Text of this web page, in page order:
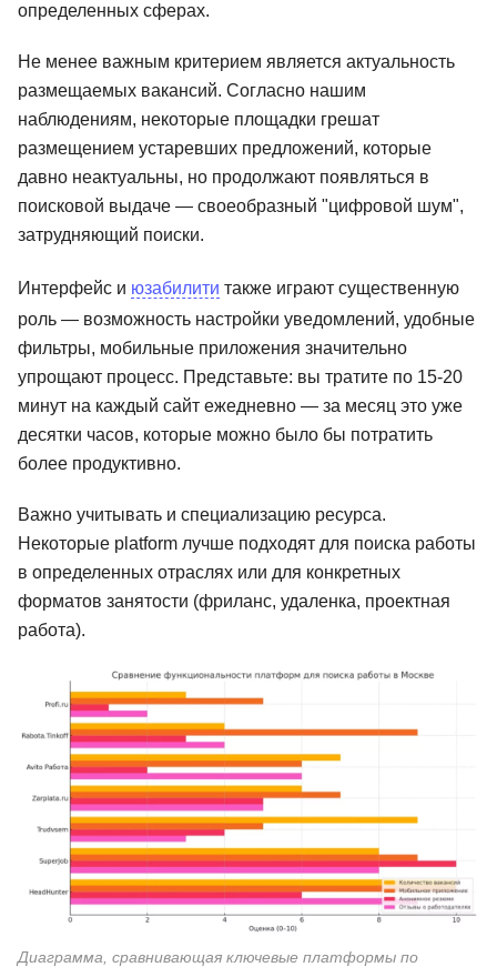
определенных сферах.
Не менее важным критерием является актуальность
размещаемых вакансий. Согласно нашим
наблюдениям, некоторые площадки грешат
размещением устаревших предложений, которые
давно неактуальны, но продолжают появляться в
поисковой выдаче — своеобразный "цифровой шум",
затрудняющий поиски.
Интерфейс и юзабилити также играют существенную
роль — возможность настройки уведомлений, удобные
фильтры, мобильные приложения значительно
упрощают процесс. Представьте: вы тратите по 15-20
минут на каждый сайт ежедневно — за месяц это уже
десятки часов, которые можно было бы потратить
более продуктивно.
Важно учитывать и специализацию ресурса.
Некоторые platform лучше подходят для поиска работы
в определенных отраслях или для конкретных
форматов занятости (фриланс, удаленка, проектная
работа).
Диаграмма, сравнивающая ключевые платформы по